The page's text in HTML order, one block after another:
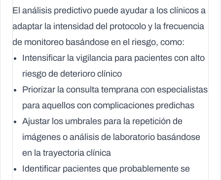
El análisis predictivo puede ayudar a los clínicos a
adaptar la intensidad del protocolo y la frecuencia
de monitoreo basándose en el riesgo, como:
Intensificar la vigilancia para pacientes con alto
riesgo de deterioro clínico
Priorizar la consulta temprana con especialistas
para aquellos con complicaciones predichas
Ajustar los umbrales para la repetición de
imágenes o análisis de laboratorio basándose
en la trayectoria clínica
Identificar pacientes que probablemente se